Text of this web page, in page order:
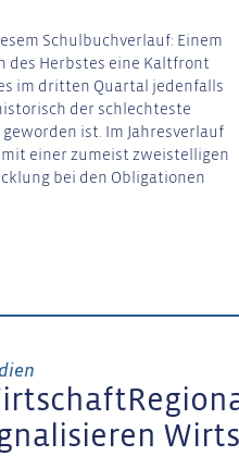
Schulbuchverlauf: Einem
des Herbstes eine Kaltfront
im dritten Quartal jedenfalls
der schlechteste
ist. Im Jahresverlauf
einer zumeist zweistelligen
bei den Obligationen